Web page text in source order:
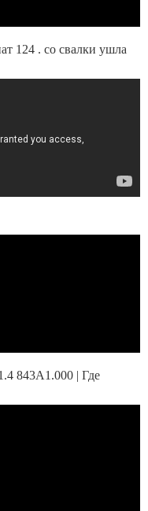
124 . со свалки ушла
843A1.000 | Где